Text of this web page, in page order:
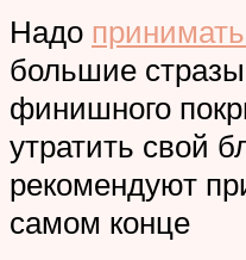
Надо
большие
финишного
утратить свой
рекомендуют
самом конце